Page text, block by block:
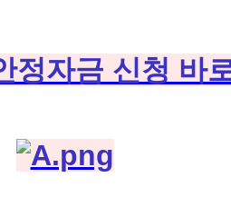
정자금 신청 바